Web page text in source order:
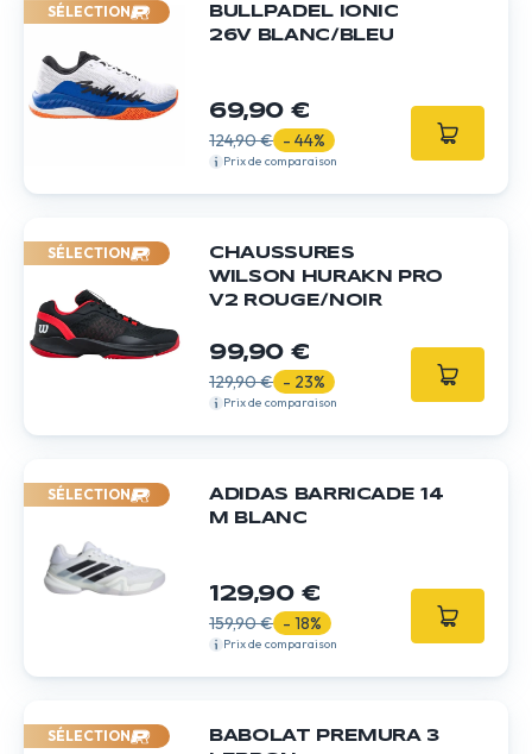
SÉLECTION
BULLPADEL IONIC
26V BLANC/BLEU
69,90 €
124,90 € - 44%
Prix de comparaison
SÉLECTION
CHAUSSURES
WILSON HURAKN PRO
V2 ROUGE/NOIR
99,90 €
129,90 € - 23%
Prix de comparaison
SÉLECTION
ADIDAS BARRICADE 14
M BLANC
129,90 €
159,90 € - 18%
Prix de comparaison
SÉLECTION
BABOLAT PREMURA 3